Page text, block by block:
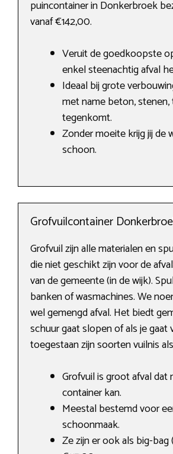
puincontainer in Donkerbroek
vanaf €142,00.
Veruit de goedkoopste
enkel steenachtig afval
Ideaal bij grote
met name beton, stenen,
tegenkomt.
Zonder moeite krijg jij de
schoon.
Grofvuilcontainer
Grofvuil zijn alle materialen en
die niet geschikt zijn voor de
van de gemeente (in de wijk).
banken of wasmachines. We
wel gemengd afval. Het biedt
schuur gaat slopen of als je gaat
toegestaan zijn soorten vuilnis
Grofvuil is groot afval dat
container kan.
Meestal bestemd voor
schoonmaak.
Ze zijn er ook als big-bag